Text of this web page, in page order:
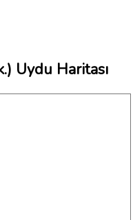
Uydu Haritası